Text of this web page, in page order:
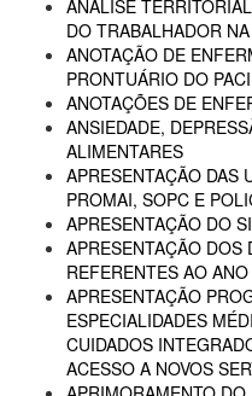
ANÁLISE
DO TRABALHADOR
ANOTAÇÃO DE
PRONTUÁRIO DO
ANOTAÇÕES DE
ANSIEDADE,
ALIMENTARES
APRESENTAÇÃO DAS
PROMAI, SOPC E
APRESENTAÇÃO DO
APRESENTAÇÃO DOS
REFERENTES AO
APRESENTAÇÃO
ESPECIALIDADES
CUIDADOS
ACESSO A NOVOS